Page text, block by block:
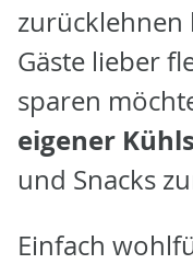
zurücklehnen
Gäste lieber
sparen
eigener
und Snacks
Einfach